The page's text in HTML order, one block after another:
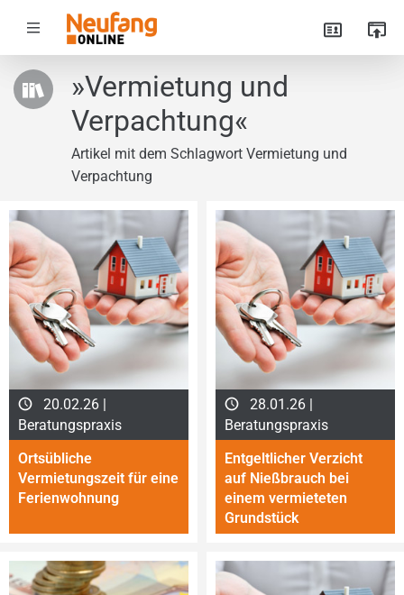
»Vermietung und
Verpachtung«
Artikel mit dem Schlagwort Vermietung und
Verpachtung
20.02.26 |
Beratungspraxis
Ortsübliche
Vermietungszeit für eine
Ferienwohnung
28.01.26 |
Beratungspraxis
Entgeltlicher Verzicht
auf Nießbrauch bei
einem ver­mie­te­ten
Grundstück